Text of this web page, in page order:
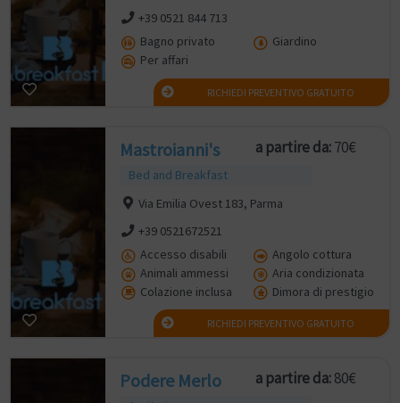
+39 0521 844 713
Bagno privato
Giardino
Per affari
RICHIEDI PREVENTIVO GRATUITO
Mastroianni's
Bed and Breakfast
a partire da:70€
Via Emilia Ovest 183, Parma
+39 0521672521
Accesso disabili
Angolo cottura
Animali ammessi
Aria condizionata
Colazione inclusa
Dimora di prestigio
RICHIEDI PREVENTIVO GRATUITO
Podere Merlo a partire da:80€